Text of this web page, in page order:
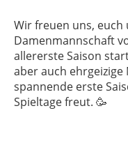
Wir freuen uns,
Damenmannschaft
allererste Saison
aber auch
spannende erste
Spieltage freut. 🥳